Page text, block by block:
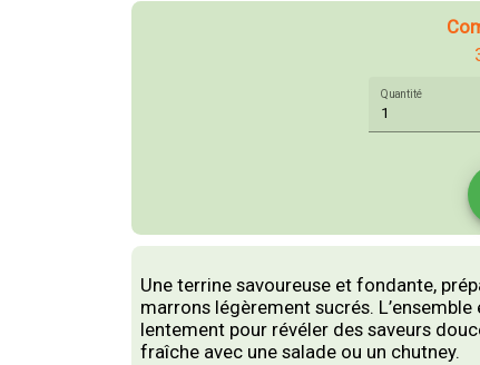
Quantité
Une terrine savoureuse et fondante,
marrons légèrement sucrés.
lentement pour révéler des saveurs
fraîche avec une salade ou un chutney.